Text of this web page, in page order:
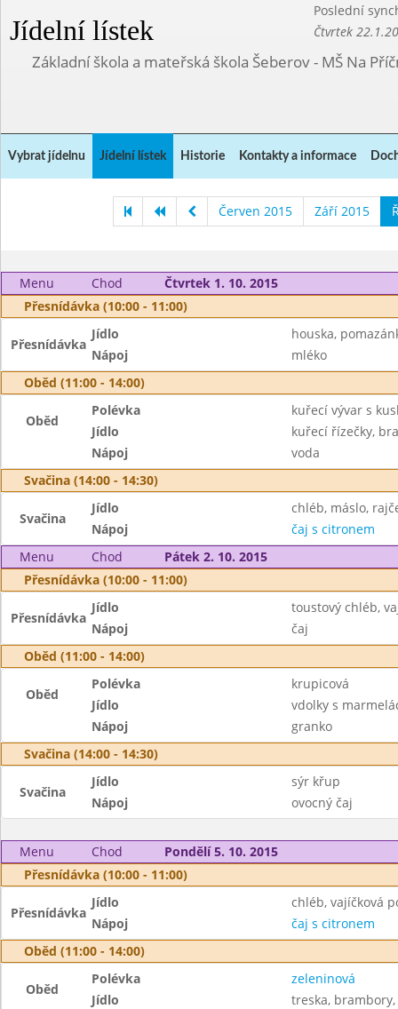
Jídelní lístek
Poslední
Čtvrtek
Základní škola a mateřská škola Šeberov - MŠ Na
Vybrat jídelnu Jídelní lístek Historie Kontakty a informace
Červen 2015 Září 2015
Menu Chod
Čtvrtek 1. 10. 2015
Přesnídávka (10:00 - 11:00)
Přesnídávka
Jídlo
houska,
Nápoj
mléko
Oběd (11:00 - 14:00)
Oběd
Polévka
kuřecí vývar s
Jídlo
kuřecí řízečky,
Nápoj
voda
Svačina (14:00 - 14:30)
Svačina
Jídlo
chléb, máslo,
Nápoj
čaj s citronem
Menu
Chod
Pátek 2. 10. 2015
Přesnídávka (10:00 - 11:00)
Přesnídávka
Jídlo
toustový chléb,
Nápoj
čaj
Oběd (11:00 - 14:00)
Oběd
Polévka
krupicová
Jídlo
vdolky s
Nápoj
granko
Svačina (14:00 - 14:30)
Svačina
Jídlo
sýr křup
Nápoj
ovocný čaj
Menu Chod
Pondělí 5. 10. 2015
Přesnídávka (10:00 - 11:00)
Přesnídávka
Jídlo
chléb, vajíčková
Nápoj
čaj s citronem
Oběd (11:00 - 14:00)
Oběd
Polévka
zeleninová
Jídlo
treska,